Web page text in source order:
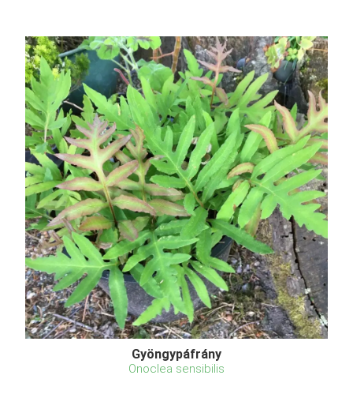
Gyöngypáfrány
Onoclea sensibilis